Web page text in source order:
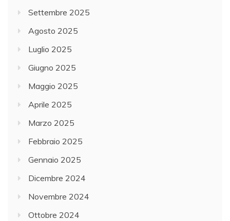
Settembre 2025
Agosto 2025
Luglio 2025
Giugno 2025
Maggio 2025
Aprile 2025
Marzo 2025
Febbraio 2025
Gennaio 2025
Dicembre 2024
Novembre 2024
Ottobre 2024